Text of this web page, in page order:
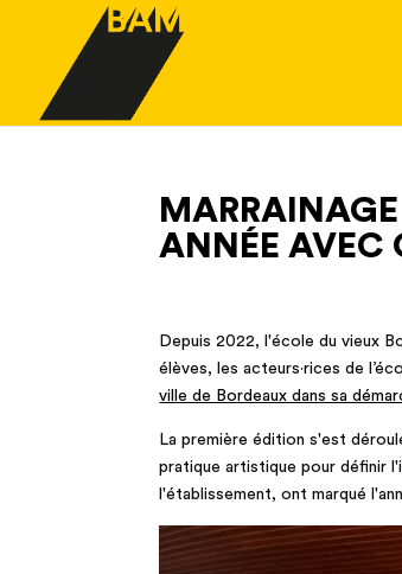
ANNÉE AVEC
Depuis 2022, l'école du vieux
élèves, les acteurs·rices de
ville de Bordeaux dans sa
La première édition s'est
pratique artistique pour définir
l'établissement, ont marqué